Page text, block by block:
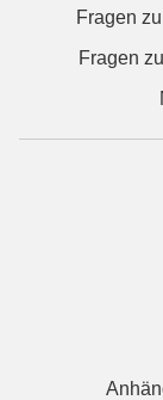
Fragen
Fragen